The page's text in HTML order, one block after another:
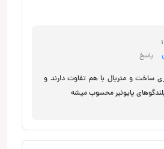
پاسخ
ساخت و متریال با هم تفاوت دارند و